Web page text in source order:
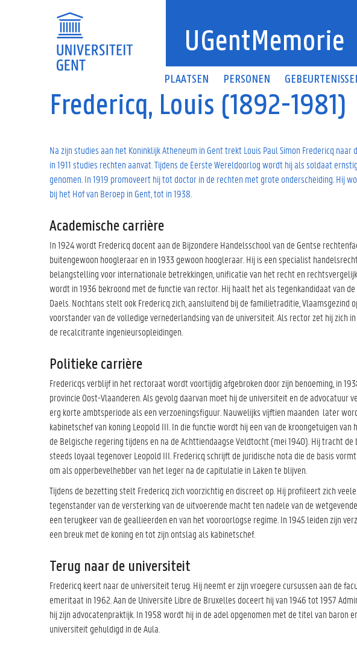
UGentMemorie
PLAATSEN PERSONEN
Fredericq, Louis (1892-1981)
Na zijn studies aan het Koninklijk Atheneum in Gent trekt Louis Paul Simon Fredericq
in 1911 studies rechten aanvat. Tijdens de Eerste Wereldoorlog wordt hij als soldaat
genomen. In 1919 promoveert hij tot doctor in de rechten met grote onderscheiding. Hij
bij het Hof van Beroep in Gent, tot in 1938.
Academische carrière
In 1924 wordt Fredericq docent aan de Bijzondere Handelsschool van de Gentse
buitengewoon hoogleraar en in 1933 gewoon hoogleraar. Hij is een specialist
belangstelling voor internationale betrekkingen, unificatie van het recht en
wordt in 1936 bekroond met de functie van rector. Hij haalt het als tegenkandidaat van
Daels. Nochtans stelt ook Fredericq zich, aansluitend bij de familietraditie, Vlaamsgezind
voorstander van de volledige vernederlandsing van de universiteit. Als rector zet hij zich
de recalcitrante ingenieursopleidingen.
Politieke carrière
Fredericqs verblijf in het rectoraat wordt voortijdig afgebroken door zijn benoeming, in
provincie Oost-Vlaanderen. Als gevolg daarvan moet hij de universiteit en de advocatuur
erg korte ambtsperiode als een verzoeningsfiguur. Nauwelijks vijftien maanden later
kabinetschef van koning Leopold III. In die functie wordt hij een van de kroongetuigen
de Belgische regering tijdens en na de Achttiendaagse Veldtocht (mei 1940). Hij tracht
steeds loyaal tegenover Leopold III. Fredericq schrijft de juridische nota die de basis
om als opperbevelhebber van het leger na de capitulatie in Laken te blijven.
Tijdens de bezetting stelt Fredericq zich voorzichtig en discreet op. Hij profileert zich
tegenstander van de versterking van de uitvoerende macht ten nadele van de
een terugkeer van de geallieerden en van het vooroorlogse regime. In 1945 leiden zijn
een breuk met de koning en tot zijn ontslag als kabinetschef.
Terug naar de universiteit
Fredericq keert naar de universiteit terug. Hij neemt er zijn vroegere cursussen aan de
emeritaat in 1962. Aan de Université Libre de Bruxelles doceert hij van 1946 tot 1957
hij zijn advocatenpraktijk. In 1958 wordt hij in de adel opgenomen met de titel van baron
universiteit gehuldigd in de Aula.